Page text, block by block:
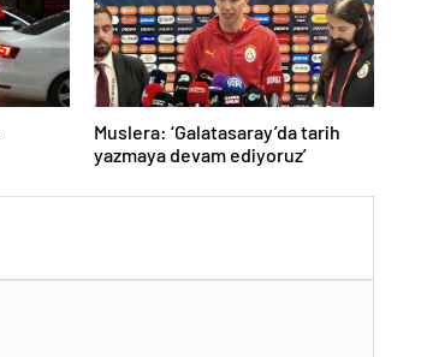
Muslera: ‘Galatasaray’da tarih
yazmaya devam ediyoruz’